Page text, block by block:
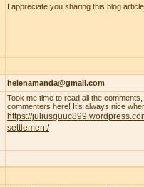
I appreciate you sharing this blog
helenamanda@gmail.com
Took me time to read all the
commenters here! It’s always nice
https://
settlement/